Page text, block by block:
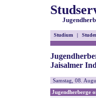
Studium |
Jaisalmer
Samstag, 08.
Jugendherberge